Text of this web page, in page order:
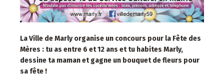
La Ville de Marly organise un concours pour la Fête des
Mères : tu as entre 6 et 12 ans et tu habites Marly,
dessine ta maman et gagne un bouquet de fleurs pour
sa fête !